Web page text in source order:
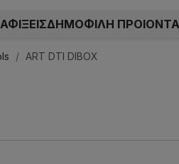
ΔΗΜΟΦΙΛΗ ΠΡΟΙΟΝΤΑ
ART DTI DIBOX